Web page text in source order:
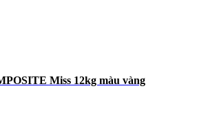
Bình gas COMPOSITE Miss 12kg màu vàng